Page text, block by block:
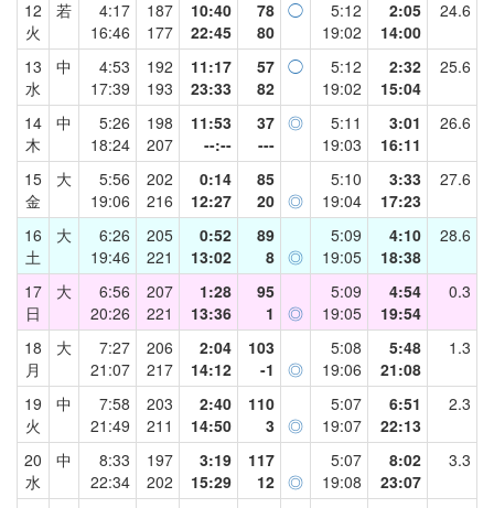
12
火
若
4:17
16:46
187
177
10:40
22:45
78
80
◯
5:12
19:02
2:05
14:00
24.6
13
水
中
4:53
17:39
192
193
11:17
23:33
57
82
◯
5:12
19:02
2:32
15:04
25.6
14
木
中
5:26
18:24
198
207
11:53
--:--
37
---
◎
5:11
19:03
3:01
16:11
26.6
15
金
大
5:56
19:06
202
216
0:14
12:27
85
20 ◎
5:10
19:04
3:33
17:23
27.6
16
土
大
6:26
19:46
205
221
0:52
13:02
89
8 ◎
5:09
19:05
4:10
18:38
28.6
17
日
大
6:56
20:26
207
221
1:28
13:36
95
1
◎
5:09
19:05
4:54
19:54
0.3
18
月
大
7:27
21:07
206
217
2:04
14:12
103
-1
◎
5:08
19:06
5:48
21:08
1.3
19
火
中
7:58
21:49
203
211
2:40
14:50
110
3 ◎
5:07
19:07
6:51
22:13
2.3
20
水
中
8:33
22:34
197
202
3:19
15:29
117
12 ◎
5:07
19:08
8:02
23:07
3.3